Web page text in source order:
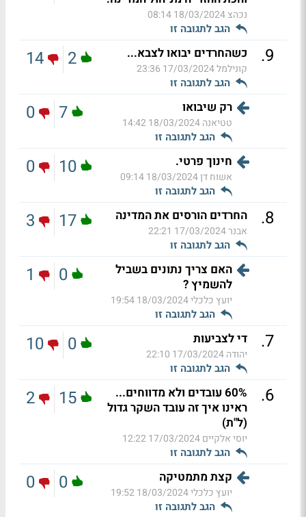
נכהצ18/03/2024 08:14
הגב לתגובה זו
9
. כשהחרדים יבואו לצבא...
קונילמל17/03/2024 23:36
הגב לתגובה זו
2
14
רק שיבואו
טטיאנה18/03/2024 14:42
הגב לתגובה זו
7
0
חינוך פרטי.
אשוח דן18/03/2024 09:14
הגב לתגובה זו
10
0
8
. החרדים הורסים את המדינה
אבנר17/03/2024 22:21
הגב לתגובה זו
17
3
האם צריך נתונים בשביל
להשמיץ ?
יועץ כלכלי18/03/2024 19:54
הגב לתגובה זו
0
1
7
. די לצביעות
יהודה17/03/2024 22:10
הגב לתגובה זו
0
10
6
.
60% עובדים ולא מדווחים...
ראינו איך זה עובד השקר גדול
(ל"ת)
יוסי אלקיים17/03/2024 12:22
הגב לתגובה זו
15
2
קצת מתמטיקה
יועץ כלכלי18/03/2024 19:52
הגב לתגובה זו
0
0